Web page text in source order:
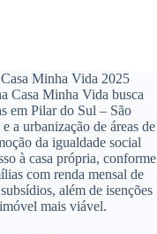
Minha Vida 2025
Casa Minha Vida busca
em Pilar do Sul – São
a urbanização de áreas de
da igualdade social
à casa própria, conforme
com renda mensal de
além de isenções
mais viável.